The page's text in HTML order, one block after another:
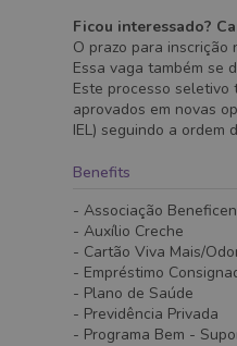
Ficou interessado?
O prazo para
Essa vaga também se
Este processo seletivo
aprovados em novas
IEL) seguindo a ordem
Benefits
- Associação
- Auxílio Creche
- Cartão Viva Mais/
- Empréstimo
- Plano de Saúde
- Previdência Privada
- Programa Bem -